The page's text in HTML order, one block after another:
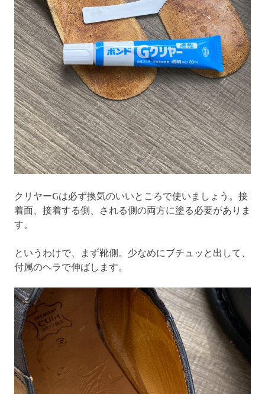
クリヤーGは必ず換気のいいところで使いましょう。接
着面、接着する側、される側の両方に塗る必要がありま
す。
というわけで、まず靴側。少なめにブチュッと出して、
付属のヘラで伸ばします。